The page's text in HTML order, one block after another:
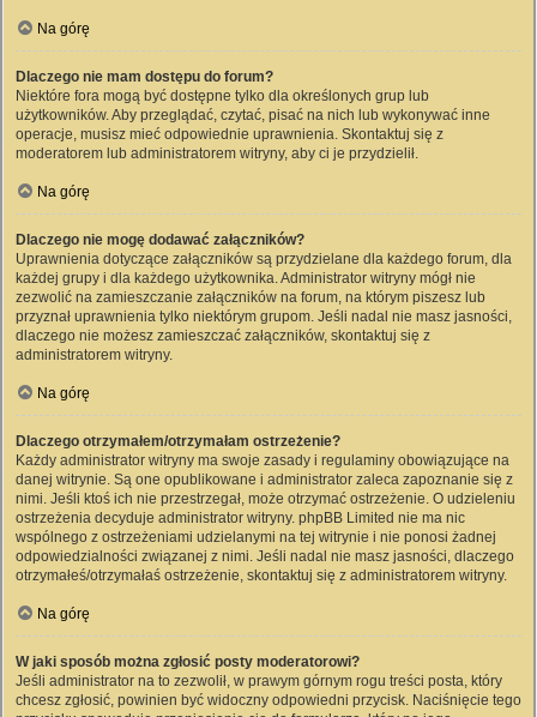
Na górę
Dlaczego nie mam dostępu do forum?
Niektóre fora mogą być dostępne tylko dla określonych grup lub
użytkowników. Aby przeglądać, czytać, pisać na nich lub wykonywać inne
operacje, musisz mieć odpowiednie uprawnienia. Skontaktuj się z
moderatorem lub administratorem witryny, aby ci je przydzielił.
Na górę
Dlaczego nie mogę dodawać załączników?
Uprawnienia dotyczące załączników są przydzielane dla każdego forum, dla
każdej grupy i dla każdego użytkownika. Administrator witryny mógł nie
zezwolić na zamieszczanie załączników na forum, na którym piszesz lub
przyznał uprawnienia tylko niektórym grupom. Jeśli nadal nie masz jasności,
dlaczego nie możesz zamieszczać załączników, skontaktuj się z
administratorem witryny.
Na górę
Dlaczego otrzymałem/otrzymałam ostrzeżenie?
Każdy administrator witryny ma swoje zasady i regulaminy obowiązujące na
danej witrynie. Są one opublikowane i administrator zaleca zapoznanie się z
nimi. Jeśli ktoś ich nie przestrzegał, może otrzymać ostrzeżenie. O udzieleniu
ostrzeżenia decyduje administrator witryny. phpBB Limited nie ma nic
wspólnego z ostrzeżeniami udzielanymi na tej witrynie i nie ponosi żadnej
odpowiedzialności związanej z nimi. Jeśli nadal nie masz jasności, dlaczego
otrzymałeś/otrzymałaś ostrzeżenie, skontaktuj się z administratorem witryny.
Na górę
W jaki sposób można zgłosić posty moderatorowi?
Jeśli administrator na to zezwolił, w prawym górnym rogu treści posta, który
chcesz zgłosić, powinien być widoczny odpowiedni przycisk. Naciśnięcie tego